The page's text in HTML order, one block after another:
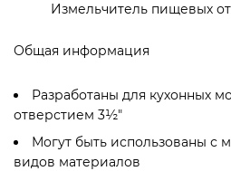
Измельчитель пищевых
Общая информация
Разработаны для кухонных
отверстием 3½"
Могут быть использованы с
видов материалов